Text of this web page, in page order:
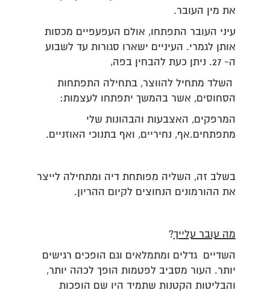
את מין העובר.
עיני העובר התפתחו, אולם העפעפיים מכסות
אותן לגמרי. העיניים ישארו סגורות עד לשבוע
ה- 27. ניתן כעת להבחין בפה,
השלד מתחיל להווצר, בתחילה התפתחות
הסחוסים, אשר בהמשך יתפתחו לעצמות:
המרפקים, האצבעות והבהונות שלי
מתפתחים.אף, נחיריים, ואף בתנוכי האוזניים.
בשלב זה, השליה מפותחת דיה ומתחילה לייצר
את ההורמונים הנחוצים לקיום ההריון.
מה עובר עלייך?
השדיים גדלים ומתמלאים וגם הופכים רגישים
יותר. העור מסביב לפטמות הופך לכהה יותר,
והבליטות הקטנות שתמיד היו שם הופכות